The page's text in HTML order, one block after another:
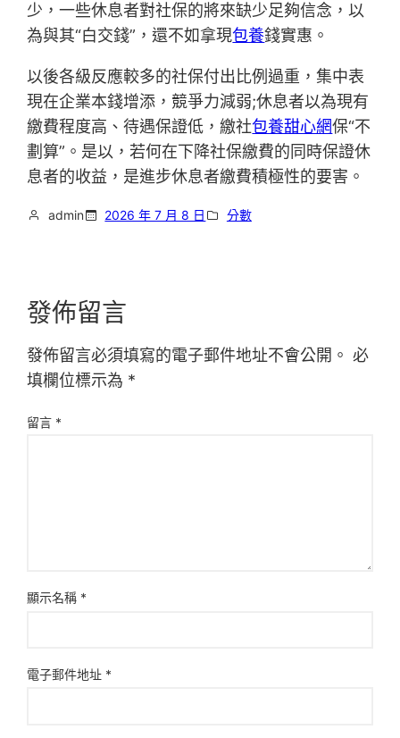
少，一些休息者對社保的將來缺少足夠信念，以
為與其“白交錢”，還不如拿現包養錢實惠。
以後各級反應較多的社保付出比例過重，集中表
現在企業本錢增添，競爭力減弱;休息者以為現有
繳費程度高、待遇保證低，繳社包養甜心網保“不
劃算”。是以，若何在下降社保繳費的同時保證休
息者的收益，是進步休息者繳費積極性的要害。
admin 2026 年 7 月 8 日 分數
發佈留言
發佈留言必須填寫的電子郵件地址不會公開。 必
填欄位標示為 *
留言 *
顯示名稱 *
電子郵件地址 *